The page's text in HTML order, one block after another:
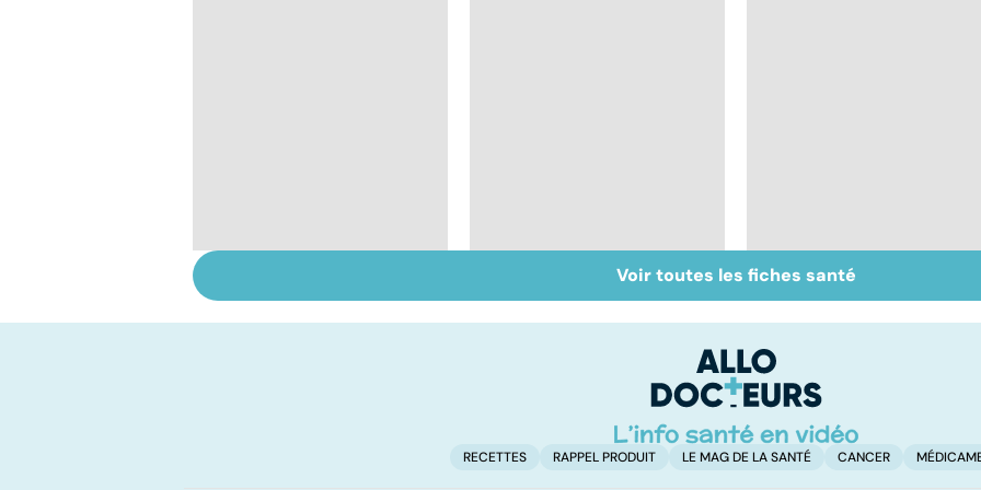
mystères
Cellules souches : la
médecine de demain
Tout savoir sur les
infections
Voir toutes les fiches santé
RECETTES RAPPEL PRODUIT LE MAG DE LA SANTÉ CANCER